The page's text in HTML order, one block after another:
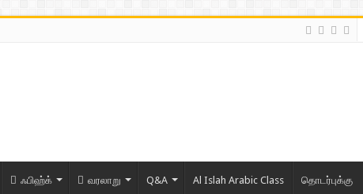
ஃபிஹ்க் வரலாறு Q&A Al Islah Arabic Class தொடர்புக்கு